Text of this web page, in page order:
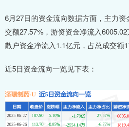
6月27日的资金流向数据方面，主力
交额27.57%，游资资金净流入
散户资金净流入1.1亿元，占总成交额
近5日资金流向一览见下表：